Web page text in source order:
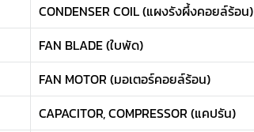
CONDENSER COIL (แผงรังผึ้งคอยล์ร้อน)
FAN BLADE (ใบพัด)
FAN MOTOR (มอเตอร์คอยล์ร้อน)
CAPACITOR, COMPRESSOR (แคปรัน)